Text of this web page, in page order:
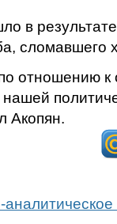
в
сломавшего
отношению
Акопян.